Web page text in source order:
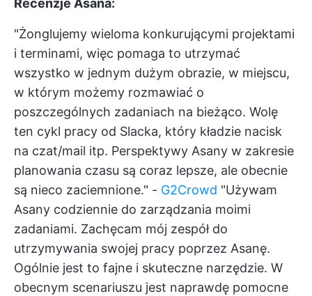
Recenzje Asana:
"Żonglujemy wieloma konkurującymi projektami
i terminami, więc pomaga to utrzymać
wszystko w jednym dużym obrazie, w miejscu,
w którym możemy rozmawiać o
poszczególnych zadaniach na bieżąco. Wolę
ten cykl pracy od Slacka, który kładzie nacisk
na czat/mail itp. Perspektywy Asany w zakresie
planowania czasu są coraz lepsze, ale obecnie
są nieco zaciemnione." - G2Crowd "Używam
Asany codziennie do zarządzania moimi
zadaniami. Zachęcam mój zespół do
utrzymywania swojej pracy poprzez Asanę.
Ogólnie jest to fajne i skuteczne narzędzie. W
obecnym scenariuszu jest naprawdę pomocne